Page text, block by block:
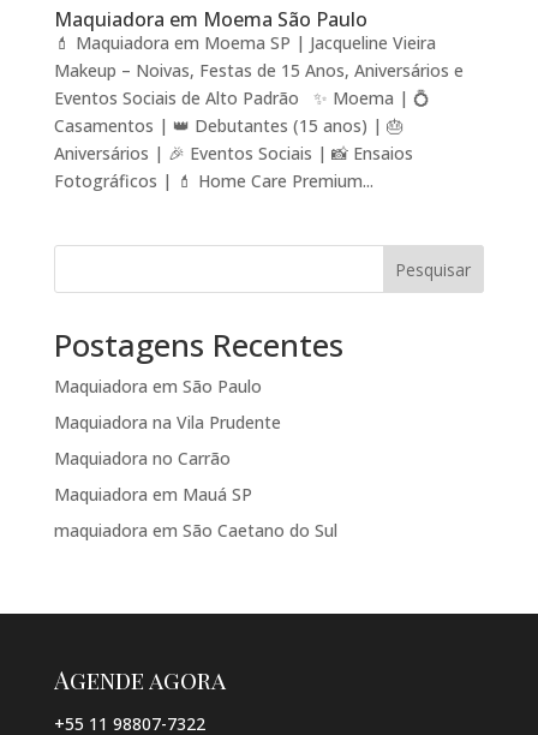
Maquiadora em Moema São Paulo
💄 Maquiadora em Moema SP | Jacqueline Vieira
Makeup – Noivas, Festas de 15 Anos, Aniversários e
Eventos Sociais de Alto Padrão ✨ Moema | 💍
Casamentos | 👑 Debutantes (15 anos) | 🎂
Aniversários | 🎉 Eventos Sociais | 📸 Ensaios
Fotográficos | 💄 Home Care Premium...
Pesquisar
Postagens Recentes
Maquiadora em São Paulo
Maquiadora na Vila Prudente
Maquiadora no Carrão
Maquiadora em Mauá SP
maquiadora em São Caetano do Sul
Agende agora
+55 11 98807-7322